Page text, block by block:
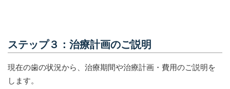
ステップ３：治療計画のご説明
現在の歯の状況から、治療期間や治療計画・費用のご説明を
します。